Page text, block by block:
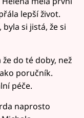
lepší život.
si jistá, že si
do té doby, než
poručník.
péče.
naprosto